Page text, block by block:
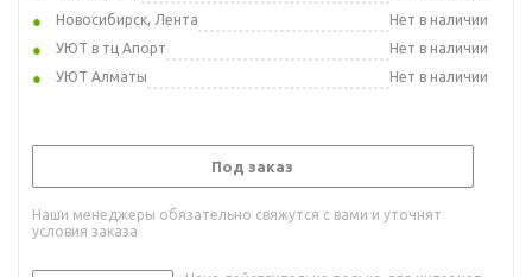
Новосибирск, Лента
Нет в наличии
УЮТ в тц Апорт
Нет в наличии
УЮТ Алматы
Нет в наличии
Под заказ
Наши менеджеры обязательно свяжутся с вами и уточнят
условия заказа